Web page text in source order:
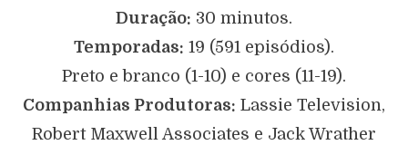
Duração: 30 minutos.
Temporadas: 19 (591 episódios).
Preto e branco (1-10) e cores (11-19).
Companhias Produtoras: Lassie Television,
Robert Maxwell Associates e Jack Wrather